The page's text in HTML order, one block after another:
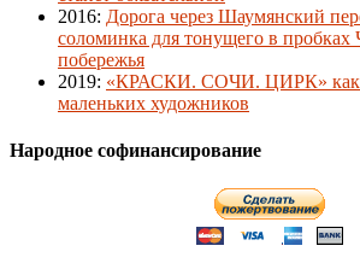
2016: Дорога через Шаумянский
соломинка для тонущего в пробках
побережья
2019: «КРАСКИ. СОЧИ. ЦИРК» как
маленьких художников
Народное софинансирование